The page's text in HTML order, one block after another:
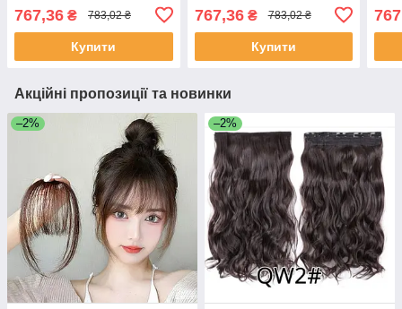
767,36 ₴ 783,02 ₴
Купити
767,36₴ 783,02 ₴
Купити
Акційні пропозиції та новинки
–2% –2%